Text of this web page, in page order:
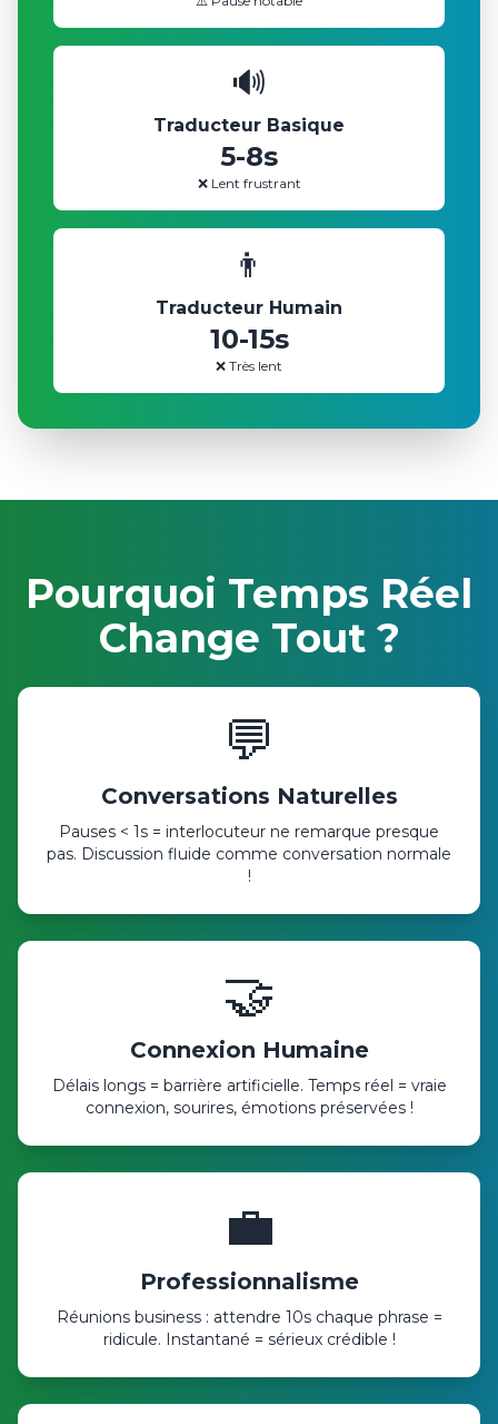
🔊
Traducteur Basique
5-8s
❌ Lent frustrant
👨
Traducteur Humain
10-15s
❌ Très lent
Pourquoi Temps Réel
Change Tout ?
💬
Conversations Naturelles
Pauses < 1s = interlocuteur ne remarque presque
pas. Discussion fluide comme conversation normale
!
🤝
Connexion Humaine
Délais longs = barrière artificielle. Temps réel = vraie
connexion, sourires, émotions préservées !
💼
Professionnalisme
Réunions business : attendre 10s chaque phrase =
ridicule. Instantané = sérieux crédible !